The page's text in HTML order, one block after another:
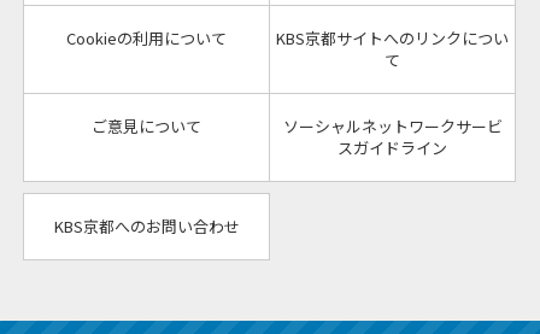
Cookieの利用について
KBS京都サイトへのリンクについ
て
ご意見について
ソーシャルネットワークサービ
スガイドライン
KBS京都へのお問い合わせ